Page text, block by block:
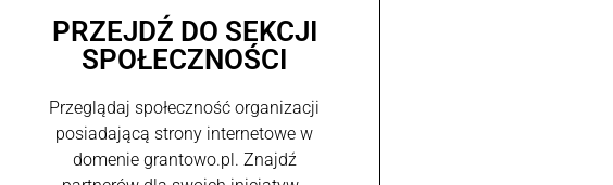
PRZEJDŹ DO SEKCJI
SPOŁECZNOŚCI
Przeglądaj społeczność organizacji
posiadającą strony internetowe w
domenie grantowo.pl. Znajdź